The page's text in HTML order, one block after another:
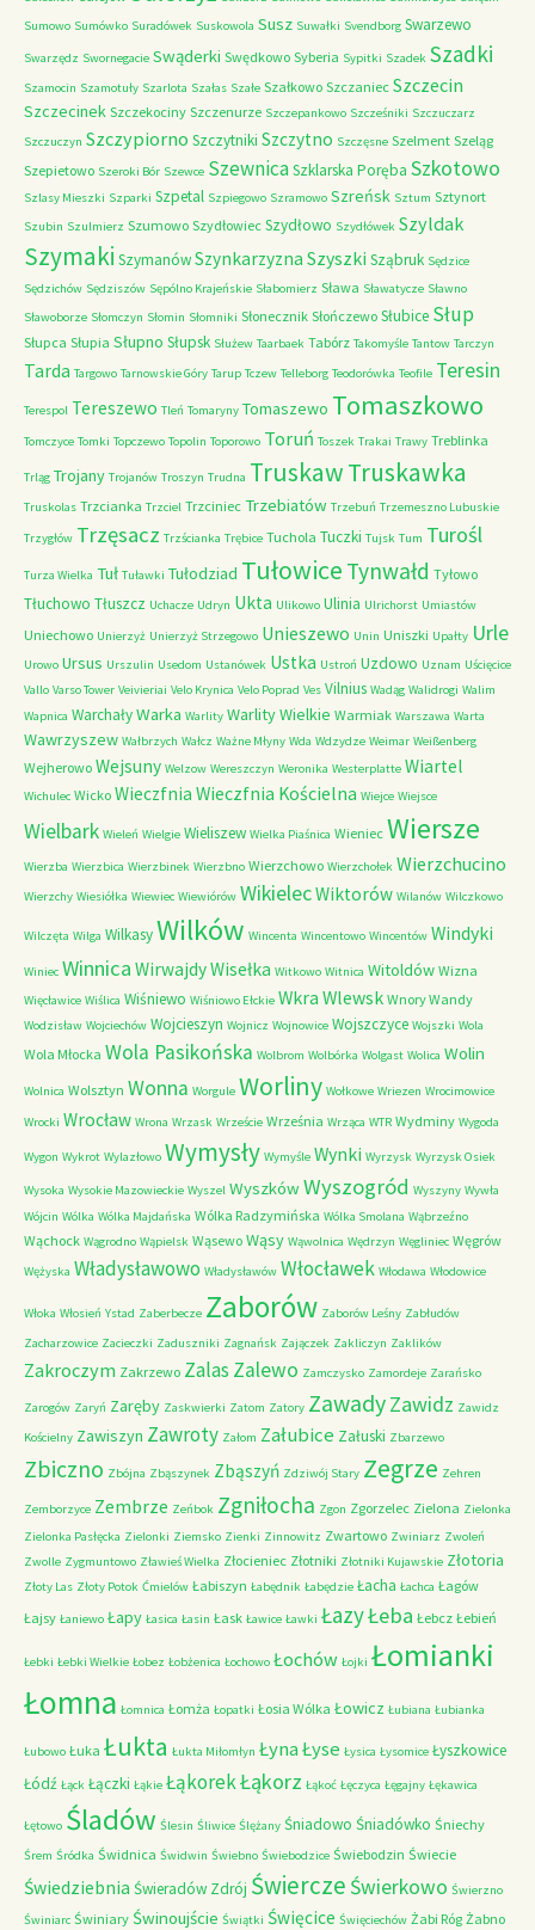
Sumowo Sumówko Suradówek Suskowola Susz Suwałki Svendborg Swarzewo
Swarzędz Swornegacie Swąderki Swędkowo Syberia Sypitki Szadek Szadki
Szamocin Szamotuły Szarlota Szałas Szałe Szałkowo Szczaniec Szczecin
Szczecinek Szczekociny Szczenurze Szczepankowo Szcześniki Szczuczarz
Szczuczyn Szczypiorno Szczytniki Szczytno Szczęsne Szelment Szeląg
Szepietowo Szeroki Bór Szewce SzewnicaSzklarska Poręba Szkotowo
Szlasy Mieszki Szparki Szpetal Szpiegowo Szramowo Szreńsk Sztum Sztynort
Szubin Szulmierz Szumowo Szydłowiec Szydłowo Szydłówek Szyldak
Szymaki SzymanówSzynkarzyzna Szyszki Sząbruk Sędzice
Sędzichów Sędziszów Sępólno Krajeńskie Słabomierz Sława Sławatycze Sławno
Sławoborze Słomczyn Słomin Słomniki Słonecznik Słończewo Słubice Słup
Słupca Słupia Słupno Słupsk Służew Taarbaek Tabórz Takomyśle Tantow Tarczyn
Tarda Targowo Tarnowskie Góry Tarup Tczew Telleborg Teodorówka Teofile Teresin
Terespol Tereszewo Tleń Tomaryny Tomaszewo Tomaszkowo
Tomczyce Tomki Topczewo Topolin Toporowo Toruń Toszek Trakai Trawy Treblinka
Trląg Trojany Trojanów Troszyn Trudna TruskawTruskawka
Truskolas Trzcianka Trzciel Trzciniec Trzebiatów Trzebuń Trzemeszno Lubuskie
Trzygłów Trzęsacz Trzścianka Trębice Tuchola Tuczki Tujsk Tum Turośl
Turza Wielka Tuł Tuławki Tułodziad Tułowice Tynwałd Tyłowo
Tłuchowo Tłuszcz Uchacze Udryn Ukta Ulikowo Ulinia Ulrichorst Umiastów
Uniechowo Unierzyż Unierzyż Strzegowo Unieszewo Unin Uniszki Upałty Urle
Urowo Ursus Urszulin Usedom Ustanówek Ustka Ustroń Uzdowo Uznam Uścięcice
Vallo Varso Tower Veivieriai Velo Krynica Velo Poprad Ves Vilnius Wadąg Walidrogi Walim
Wapnica WarchałyWarka Warlity Warlity Wielkie Warmiak Warszawa Warta
Wawrzyszew Wałbrzych Wałcz Ważne Młyny Wda Wdzydze Weimar Weißenberg
Wejherowo Wejsuny Welzow Wereszczyn Weronika Westerplatte Wiartel
Wichulec Wicko Wieczfnia Wieczfnia Kościelna Wiejce Wiejsce
Wielbark Wieleń Wielgie Wieliszew Wielka Piaśnica Wieniec Wiersze
Wierzba Wierzbica Wierzbinek Wierzbno Wierzchowo Wierzchołek Wierzchucino
Wierzchy Wiesiółka Wiewiec Wiewiórów WikielecWiktorów Wilanów Wilczkowo
Wilczęta Wilga WilkasyWilków Wincenta Wincentowo Wincentów Windyki
Winiec Winnica WirwajdyWisełka Witkowo Witnica Witoldów Wizna
Więcławice Wiślica Wiśniewo Wiśniowo Ełckie Wkra Wlewsk Wnory Wandy
Wodzisław Wojciechów Wojcieszyn Wojnicz Wojnowice Wojszczyce Wojszki Wola
Wola Młocka Wola Pasikońska Wolbrom Wolbórka Wolgast Wolica Wolin
Wolnica Wolsztyn Wonna Worgule Worliny Wołkowe Wriezen Wrocimowice
Wrocki Wrocław Wrona Wrzask Wrzeście Września Wrząca WTR Wydminy Wygoda
Wygon Wykrot Wylazłowo Wymysły Wymyśle Wynki Wyrzysk Wyrzysk Osiek
Wysoka Wysokie Mazowieckie Wyszel WyszkówWyszogród Wyszyny Wywła
Wójcin Wólka Wólka Majdańska Wólka Radzymińska Wólka Smolana Wąbrzeźno
Wąchock Wągrodno Wąpielsk Wąsewo Wąsy Wąwolnica Wędrzyn Węgliniec Węgrów
Wężyska Władysławowo Władysławów Włocławek Włodawa Włodowice
Włoka Włosień Ystad Zaberbecze Zaborów Zaborów Leśny Zabłudów
Zacharzowice Zacieczki Zaduszniki Zagnańsk Zajączek Zakliczyn Zaklików
Zakroczym Zakrzewo ZalasZalewo Zamczysko Zamordeje Zarańsko
Zarogów Zaryń Zaręby Zaskwierki Zatom Zatory ZawadyZawidz Zawidz
Kościelny Zawiszyn Zawroty Załom Załubice Załuski Zbarzewo
Zbiczno Zbójna Zbąszynek Zbąszyń Zdziwój Stary Zegrze Zehren
Zemborzyce Zembrze Zeńbok Zgniłocha Zgon Zgorzelec Zielona Zielonka
Zielonka Pasłęcka Zielonki Ziemsko Zienki Zinnowitz Zwartowo Zwiniarz Zwoleń
Zwolle Zygmuntowo Zławieś Wielka Złocieniec Złotniki Złotniki Kujawskie Złotoria
Złoty Las Złoty Potok Ćmielów Łabiszyn Łabędnik Łabędzie Łacha Łachca Łagów
Łajsy Łaniewo Łapy Łasica Łasin Łask Ławice Ławki ŁazyŁeba Łebcz Łebień
Łebki Łebki Wielkie Łobez Łobżenica Łochowo Łochów Łojki Łomianki
Łomna Łomnica Łomża Łopatki Łosia Wólka Łowicz Łubiana Łubianka
Łubowo Łuka Łukta Łukta Miłomłyn ŁynaŁyse Łysica Łysomice Łyszkowice
Łódź Łąck Łączki Łąkie ŁąkorekŁąkorz Łąkoć Łęczyca Łęgajny Łękawica
Łętowo Śladów Ślesin Śliwice Ślężany Śniadowo Śniadówko Śniechy
Śrem Śródka Świdnica Świdwin Świebno Świebodzice Świebodzin Świecie
Świedziebnia Świeradów Zdrój Świercze Świerkowo Świerzno
Świniarc Świniary Świnoujście Świątki Święcice Święciechów Żabi Róg Żabno